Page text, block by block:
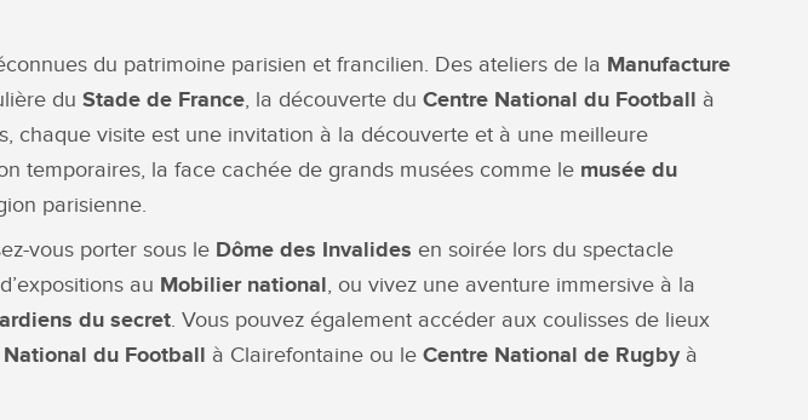
du patrimoine parisien et francilien. Des ateliers de la Manufacture
du Stade de France, la découverte du Centre National du Football à
chaque visite est une invitation à la découverte et à une meilleure
temporaires, la face cachée de grands musées comme le musée du
parisienne.
vous porter sous le Dôme des Invalides en soirée lors du spectacle
au Mobilier national, ou vivez une aventure immersive à la
du secret. Vous pouvez également accéder aux coulisses de lieux
du Football à Clairefontaine ou le Centre National de Rugbyà